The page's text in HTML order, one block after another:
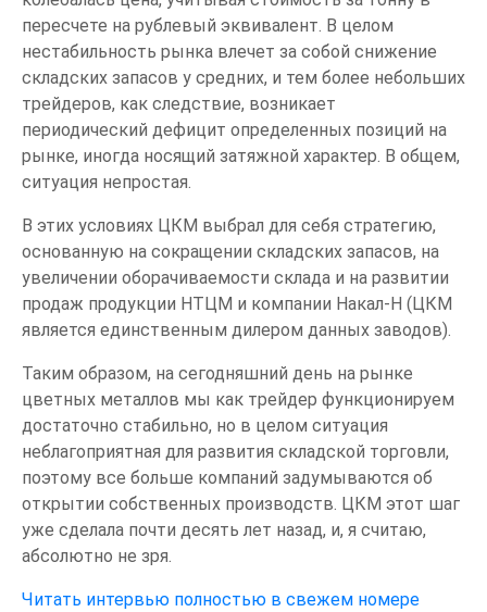
пересчете на рублевый эквивалент. В целом
нестабильность рынка влечет за собой снижение
складских запасов у средних, и тем более небольших
трейдеров, как следствие, возникает
периодический дефицит определенных позиций на
рынке, иногда носящий затяжной характер. В общем,
ситуация непростая.
В этих условиях ЦКМ выбрал для себя стратегию,
основанную на сокращении складских запасов, на
увеличении оборачиваемости склада и на развитии
продаж продукции НТЦМ и компании Накал-Н (ЦКМ
является единственным дилером данных заводов).
Таким образом, на сегодняшний день на рынке
цветных металлов мы как трейдер функционируем
достаточно стабильно, но в целом ситуация
неблагоприятная для развития складской торговли,
поэтому все больше компаний задумываются об
открытии собственных производств. ЦКМ этот шаг
уже сделала почти десять лет назад, и, я считаю,
абсолютно не зря.
Читать интервью полностью в свежем номере